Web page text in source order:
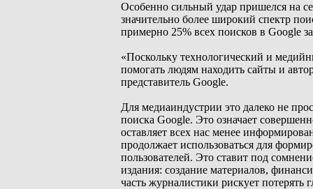
Особенно сильный удар пришелся на
значительно более широкий спектр
примерно 25% всех поисков в Google
«Поскольку технологический и
помогать людям находить сайты и
представитель Google.
Для медиаиндустрии это далеко не
поиска Google. Это означает
оставляет всех нас менее
продолжает использоваться для
пользователей. Это ставит под
издания: создание материалов,
часть журналистики рискует